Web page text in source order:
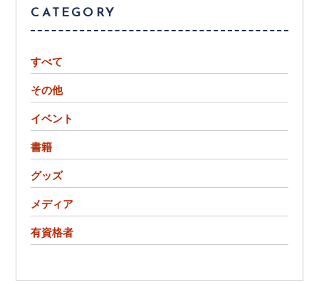
CATEGORY
すべて
その他
イベント
書籍
グッズ
メディア
有資格者